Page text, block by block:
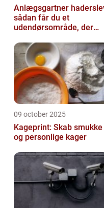
Anlægsgartner
sådan får du et
udendørsområde, der
09 october 2025
Kageprint: Skab smukke
og personlige kager